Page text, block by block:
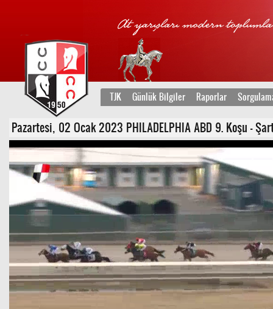
TJK Günlük Bilgiler Raporlar
Pazartesi, 02 Ocak 2023 PHILADELPHIA ABD 9. Koşu -